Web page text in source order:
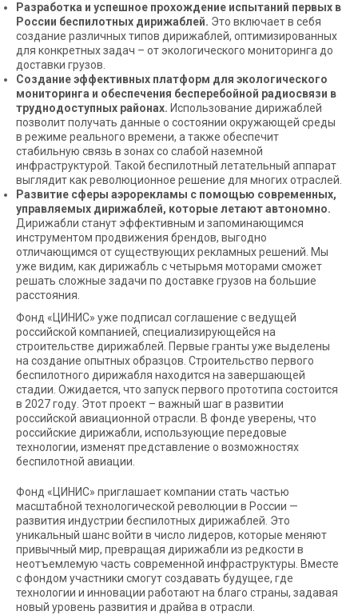
Разработка и успешное прохождение испытаний первых в
России беспилотных дирижаблей. Это включает в себя
создание различных типов дирижаблей, оптимизированных
для конкретных задач – от экологического мониторинга до
доставки грузов.
Создание эффективных платформ для экологического
мониторинга и обеспечения бесперебойной радиосвязи в
труднодоступных районах. Использование дирижаблей
позволит получать данные о состоянии окружающей среды
в режиме реального времени, а также обеспечит
стабильную связь в зонах со слабой наземной
инфраструктурой. Такой беспилотный летательный аппарат
выглядит как революционное решение для многих отраслей.
Развитие сферы аэрорекламы с помощью современных,
управляемых дирижаблей, которые летают автономно.
Дирижабли станут эффективным и запоминающимся
инструментом продвижения брендов, выгодно
отличающимся от существующих рекламных решений. Мы
уже видим, как дирижабль с четырьмя моторами сможет
решать сложные задачи по доставке грузов на большие
расстояния.
Фонд «ЦИНИС» уже подписал соглашение с ведущей
российской компанией, специализирующейся на
строительстве дирижаблей. Первые гранты уже выделены
на создание опытных образцов. Строительство первого
беспилотного дирижабля находится на завершающей
стадии. Ожидается, что запуск первого прототипа состоится
в 2027 году. Этот проект – важный шаг в развитии
российской авиационной отрасли. В фонде уверены, что
российские дирижабли, использующие передовые
технологии, изменят представление о возможностях
беспилотной авиации.
Фонд «ЦИНИС» приглашает компании стать частью
масштабной технологической революции в России —
развития индустрии беспилотных дирижаблей. Это
уникальный шанс войти в число лидеров, которые меняют
привычный мир, превращая дирижабли из редкости в
неотъемлемую часть современной инфраструктуры. Вместе
с фондом участники смогут создавать будущее, где
технологии и инновации работают на благо страны, задавая
новый уровень развития и драйва в отрасли.